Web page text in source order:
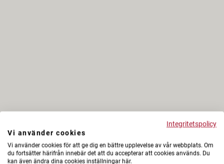
Integritetspolicy
Vi använder cookies
Vi använder cookies för att ge dig en bättre upplevelse av vår webbplats. Om
du fortsätter härifrån innebär det att du accepterar att cookies används. Du
kan även ändra dina cookies inställningar här.